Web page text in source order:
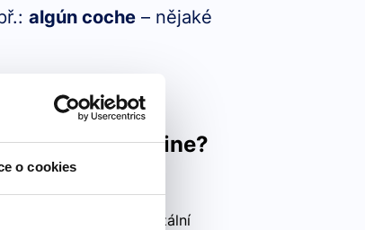
o cookies
algún coche – nějaké
of white wine?
get" je velmi univerzální